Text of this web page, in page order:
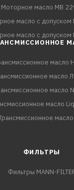
Моторное масло MB
масло с допуском
масло с допуском
масло
масло
масло
масло
ФИЛЬТРЫ
Фильтры MANN-